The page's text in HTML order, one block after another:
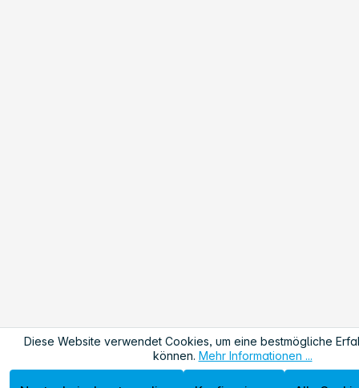
Diese Website verwendet Cookies, um eine bestmögliche
können. Mehr Informationen ...